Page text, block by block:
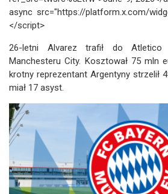
async src="https://platform.x.com/
</script>
26-letni Alvarez trafił do
Manchesteru City. Kosztował 75 mln
krotny reprezentant Argentyny strzelił
miał 17 asyst.